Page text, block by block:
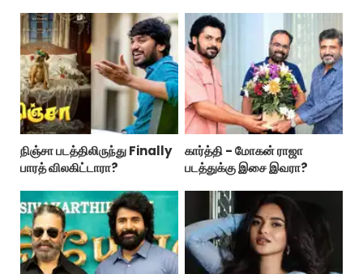
நிஞ்சா படத்திலிருந்து Finally
பாரத் விலகிட்டாரா?
கார்த்தி - மோகன் ராஜா
படத்துக்கு இசை இவரா?